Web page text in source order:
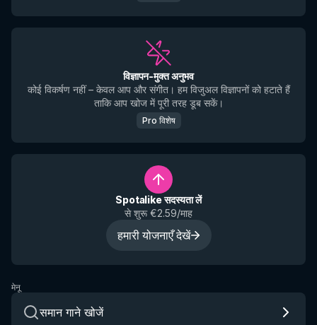
विज्ञापन-मुक्त अनुभव
कोई विकर्षण नहीं – केवल आप और संगीत। हम विजुअल विज्ञापनों को हटाते हैं
ताकि आप खोज में पूरी तरह डूब सकें।
Pro विशेष
Spotalike सदस्यता लें
से शुरू €2.59/माह
हमारी योजनाएँ देखें
मेनू
समान गाने खोजें